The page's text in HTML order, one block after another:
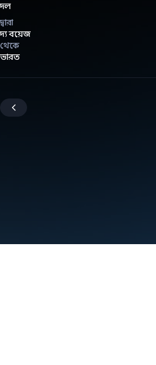
দল
দ্বারা
দ্য বয়েজ
থেকে
ভারত